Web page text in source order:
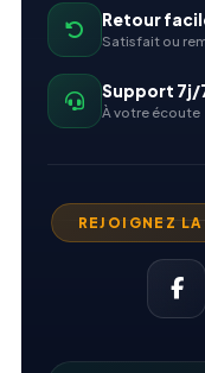
Retour
Satisfait ou
Support 7j/
À votre écoute
REJOIGNEZ